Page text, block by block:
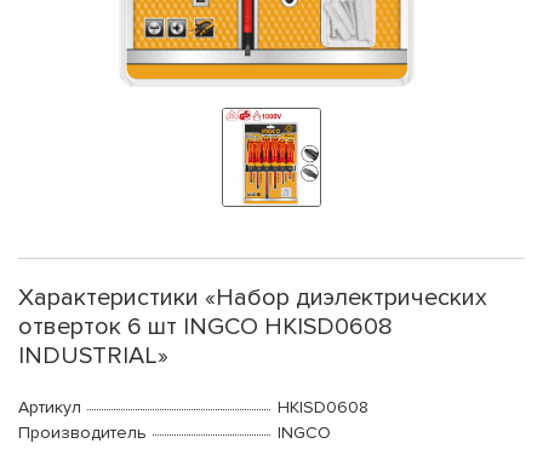
Характеристики «Набор диэлектрических
отверток 6 шт INGCO HKISD0608
INDUSTRIAL»
Артикул
HKISD0608
Производитель
INGCO